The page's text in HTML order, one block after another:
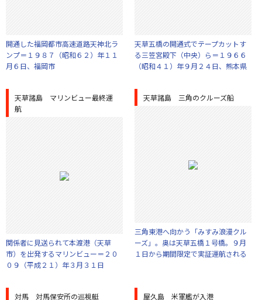
開通した福岡都市高速道路天神北ラ
ンプ＝１９８７（昭和６２）年１１
月６日、福岡市
天草五橋の開通式でテープカットす
る三笠宮殿下（中央）ら＝１９６６
（昭和４１）年９月２４日、熊本県
天草諸島 マリンビュー最終運
航
関係者に見送られて本渡港（天草
市）を出発するマリンビュー＝２０
０９（平成２１）年３月３１日
天草諸島 三角のクルーズ船
三角東港へ向かう「みすみ浪漫クル
ーズ」。奥は天草五橋１号橋。９月
１日から期間限定で実証運航される
対馬 対馬保安所の巡視艇 屋久島 米軍艦が入港